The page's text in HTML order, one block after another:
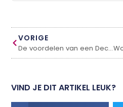
VORIGE
De voordelen van een Decorvloer goedkoop laminaat
VIND JE DIT ARTIKEL LEUK?